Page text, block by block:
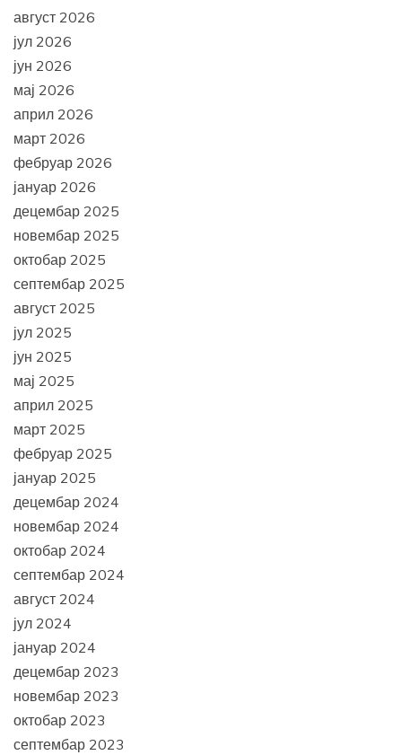
август 2026
јул 2026
јун 2026
мај 2026
април 2026
март 2026
фебруар 2026
јануар 2026
децембар 2025
новембар 2025
октобар 2025
септембар 2025
август 2025
јул 2025
јун 2025
мај 2025
април 2025
март 2025
фебруар 2025
јануар 2025
децембар 2024
новембар 2024
октобар 2024
септембар 2024
август 2024
јул 2024
јануар 2024
децембар 2023
новембар 2023
октобар 2023
септембар 2023